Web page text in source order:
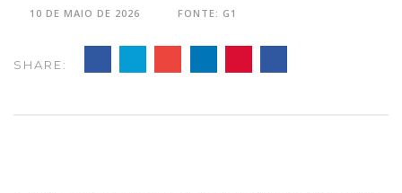
10 DE MAIO DE 2026 FONTE: G1
SHARE: